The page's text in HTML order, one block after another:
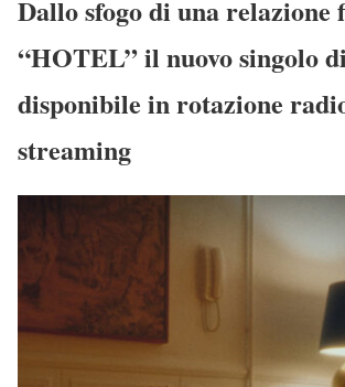
Dallo sfogo di una relazione
“HOTEL” il nuovo singolo
disponibile in rotazione
streaming